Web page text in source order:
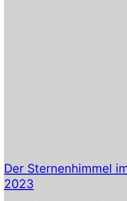
Der Sternenhimmel
2023